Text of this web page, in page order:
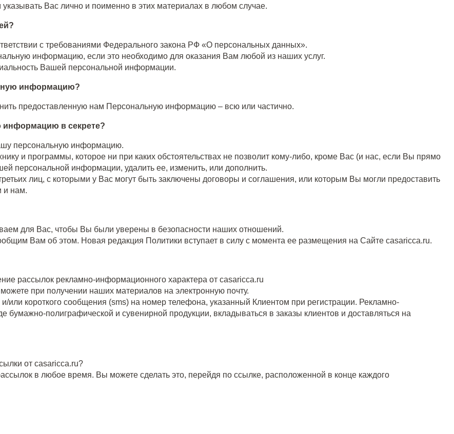
Вас лично и поименно в этих материалах в любом случае.
с требованиями Федерального закона РФ «О персональных данных».
информацию, если это необходимо для оказания Вам любой из наших услуг.
Вашей персональной информации.
информацию?
предоставленную нам Персональную информацию – всю или частично.
в секрете?
персональную информацию.
и программы, которое ни при каких обстоятельствах не позволит кому-либо, кроме Вас (и нас, если Вы прямо
персональной информации, удалить ее, изменить, или дополнить.
лиц, с которыми у Вас могут быть заключены договоры и соглашения, или которым Вы могли предоставить
и нам.
для Вас, чтобы Вы были уверены в безопасности наших отношений.
Вам об этом. Новая редакция Политики вступает в силу с момента ее размещения на Сайте casaricca.ru.
рассылок рекламно-информационного характера от casaricca.ru
при получении наших материалов на электронную почту.
или короткого сообщения (sms) на номер телефона, указанный Клиентом при регистрации. Рекламно-
полиграфической и сувенирной продукции, вкладываться в заказы клиентов и доставляться на
от casaricca.ru?
в любое время. Вы можете сделать это, перейдя по ссылке, расположенной в конце каждого